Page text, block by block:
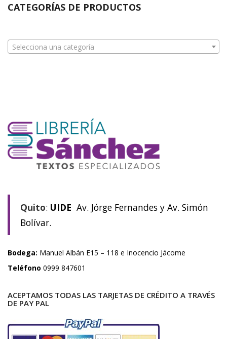
CATEGORÍAS DE PRODUCTOS
Selecciona una categoría
Quito: UIDE Av. Jórge Fernandes y Av. Simón
Bolívar.
Bodega: Manuel Albán E15 – 118 e Inocencio Jácome
Teléfono 0999 847601
ACEPTAMOS TODAS LAS TARJETAS DE CRÉDITO A TRAVÉS
DE PAY PAL